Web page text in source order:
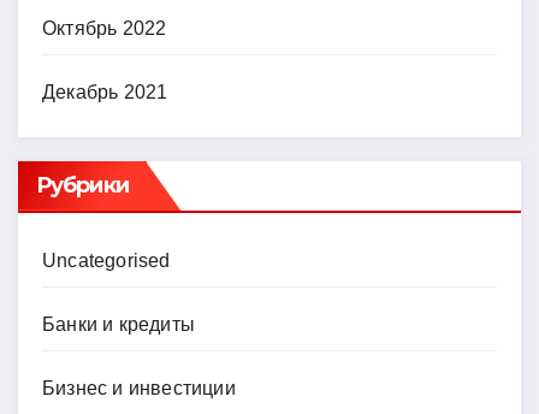
Октябрь 2022
Декабрь 2021
Рубрики
Uncategorised
Банки и кредиты
Бизнес и инвестиции